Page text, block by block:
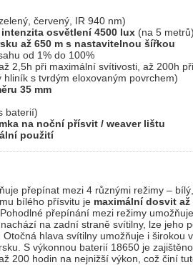
červený, IR 940 nm)
osvětlení 4500 lux (na 5 metrů)
až 650 m s nastavitelnou šířkou
od 1% do 100%
2,5h při maximální svítivosti, až 200h
hliník s tvrdým eloxovaným povrchem)
35 mm
baterií)
na noční přísvit / weaver lištu
použití
přepínat mezi 4 různými režimy –
bílého přísvitu je maximální dosvit
. Pohodlné přepínání mezi režimy
na zadní straně svítilny, lze jeho
hlava svítilny umožňuje i širokou
S výkonnou baterií 18650 je
200 hodin na nejnižší výkon, což činí